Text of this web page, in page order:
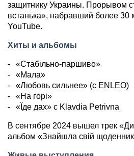
защитнику Украины. Прорывом
встанька», набравший более 30
YouTube.
Хиты и альбомы
«Стабільно-паршиво»
«Мала»
«Любовь сильнее» (с ENLEO)
«На горі»
«Їде дах» с Klavdia Petrivna
В сентябре 2024 вышел трек
альбом «Знайшла свій